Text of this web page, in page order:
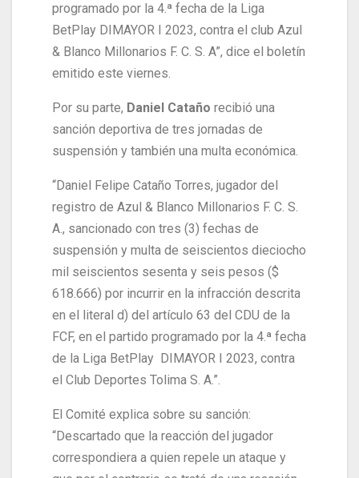
programado por la 4.ª fecha de la Liga
BetPlay DIMAYOR I 2023, contra el club Azul
& Blanco Millonarios F. C. S. A”, dice el boletín
emitido este viernes.
Por su parte, Daniel Cataño recibió una
sanción deportiva de tres jornadas de
suspensión y también una multa económica.
“Daniel Felipe Cataño Torres, jugador del
registro de Azul & Blanco Millonarios F. C. S.
A., sancionado con tres (3) fechas de
suspensión y multa de seiscientos dieciocho
mil seiscientos sesenta y seis pesos ($
618.666) por incurrir en la infracción descrita
en el literal d) del artículo 63 del CDU de la
FCF, en el partido programado por la 4.ª fecha
de la Liga BetPlay DIMAYOR I 2023, contra
el Club Deportes Tolima S. A.”.
El Comité explica sobre su sanción:
“Descartado que la reacción del jugador
correspondiera a quien repele un ataque y